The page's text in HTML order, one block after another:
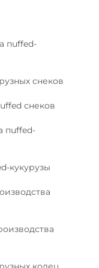
пuffed-
снеков
снеков
пuffed-
кукурузы